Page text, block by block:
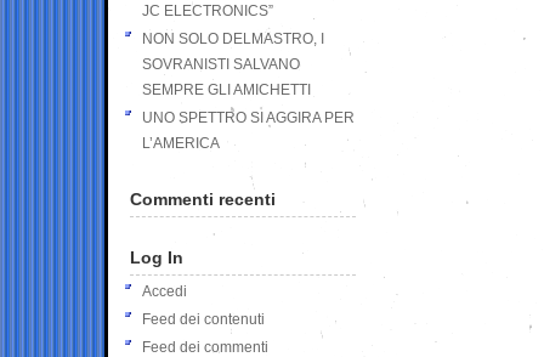
JC ELECTRONICS”
NON SOLO DELMASTRO, I
SOVRANISTI SALVANO
SEMPRE GLI AMICHETTI
UNO SPETTRO SI AGGIRA PER
L’AMERICA
Commenti recenti
Log In
Accedi
Feed dei contenuti
Feed dei commenti